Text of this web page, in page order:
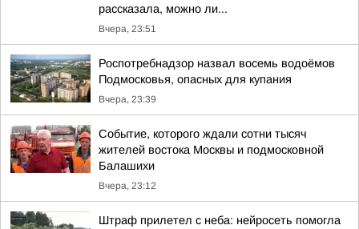
рассказала, можно ли...
Вчера, 23:51
Роспотребнадзор назвал восемь водоёмов
Подмосковья, опасных для купания
Вчера, 23:39
Событие, которого ждали сотни тысяч
жителей востока Москвы и подмосковной
Балашихи
Вчера, 23:12
Штраф прилетел с неба: нейросеть помогла